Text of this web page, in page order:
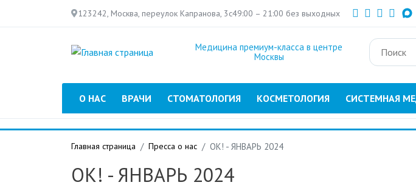
123242, Москва, переулок Капранова, 3с49:00 – 21:00 без выходных
Медицина премиум-класса в центре
Москвы
О НАС ВРАЧИ СТОМАТОЛОГИЯ КОСМЕТОЛОГИЯ СИСТЕМНАЯ
Главная страница Пресса о нас ОК! - ЯНВАРЬ 2024
ОК! - ЯНВАРЬ 2024